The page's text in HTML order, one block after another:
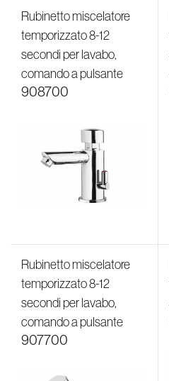
Rubinetto miscelatore
temporizzato 8-12
secondi per lavabo,
comando a pulsante
908700
Rubinetto miscelatore
temporizzato 8-12
secondi per lavabo,
comando a pulsante
907700